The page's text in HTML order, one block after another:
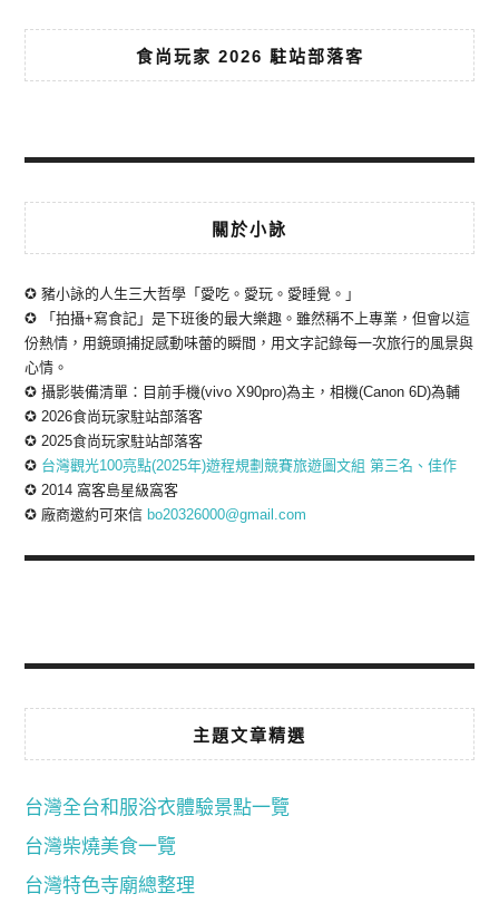
食尚玩家 2026 駐站部落客
關於小詠
✪ 豬小詠的人生三大哲學「愛吃。愛玩。愛睡覺。」
✪ 「拍攝+寫食記」是下班後的最大樂趣。雖然稱不上專業，但會以這
份熱情，用鏡頭捕捉感動味蕾的瞬間，用文字記錄每一次旅行的風景與
心情。
✪ 攝影裝備清單：目前手機(vivo X90pro)為主，相機(Canon 6D)為輔
✪ 2026食尚玩家駐站部落客
✪ 2025食尚玩家駐站部落客
✪ 台灣觀光100亮點(2025年)遊程規劃競賽旅遊圖文組 第三名、佳作
✪ 2014 窩客島星級窩客
✪ 廠商邀約可來信 bo20326000@gmail.com
主題文章精選
台灣全台和服浴衣體驗景點一覽
台灣柴燒美食一覽
台灣特色寺廟總整理